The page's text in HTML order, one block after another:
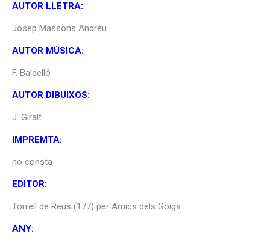
AUTOR LLETRA:
Josep Massons Andreu
AUTOR MÚSICA:
F. Baldelló
AUTOR DIBUIXOS:
J. Giralt
IMPREMTA:
no consta
EDITOR:
Torrell de Reus (177) per Amics dels Goigs
ANY: